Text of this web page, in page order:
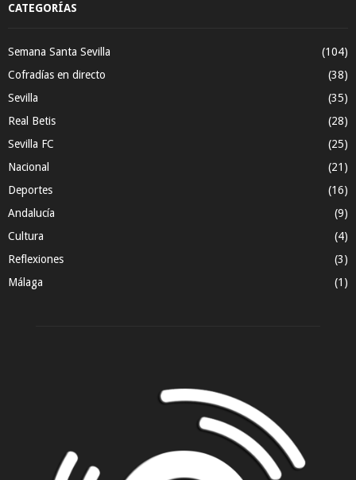
CATEGORÍAS
Semana Santa Sevilla
(104)
Cofradías en directo
(38)
Sevilla
(35)
Real Betis
(28)
Sevilla FC
(25)
Nacional
(21)
Deportes
(16)
Andalucía
(9)
Cultura
(4)
Reflexiones
(3)
Málaga
(1)